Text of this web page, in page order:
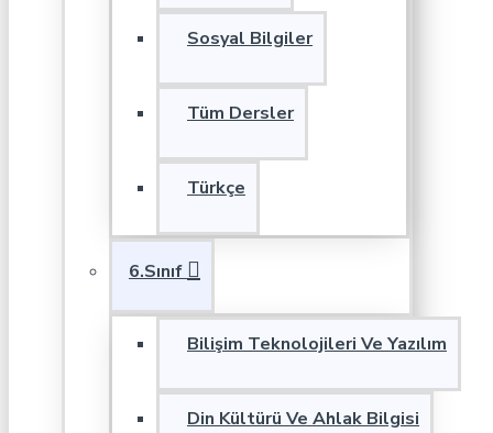
Sosyal Bilgiler
Tüm Dersler
Türkçe
6.Sınıf
Bilişim Teknolojileri Ve Yazılım
Din Kültürü Ve Ahlak Bilgisi